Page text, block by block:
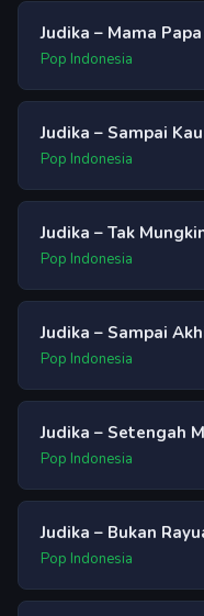
Judika – Mama
Pop Indonesia
Judika – Sampai
Pop Indonesia
Judika – Tak
Pop Indonesia
Judika – Sampai
Pop Indonesia
Judika – Setengah
Pop Indonesia
Judika – Bukan
Pop Indonesia